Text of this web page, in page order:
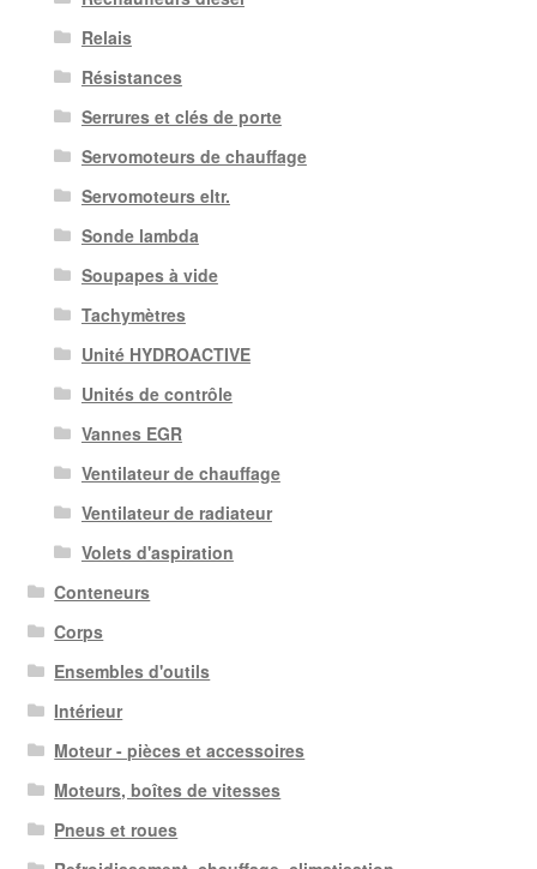
Relais
Résistances
Serrures et clés de porte
Servomoteurs de chauffage
Servomoteurs eltr.
Sonde lambda
Soupapes à vide
Tachymètres
Unité HYDROACTIVE
Unités de contrôle
Vannes EGR
Ventilateur de chauffage
Ventilateur de radiateur
Volets d'aspiration
Conteneurs
Corps
Ensembles d'outils
Intérieur
Moteur - pièces et accessoires
Moteurs, boîtes de vitesses
Pneus et roues